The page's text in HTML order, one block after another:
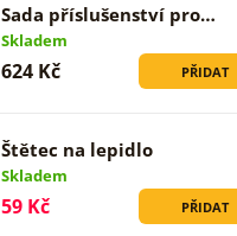
Sada příslušenství pro…
Skladem
624 Kč PŘIDAT
Štětec na lepidlo
Skladem
59 Kč PŘIDAT